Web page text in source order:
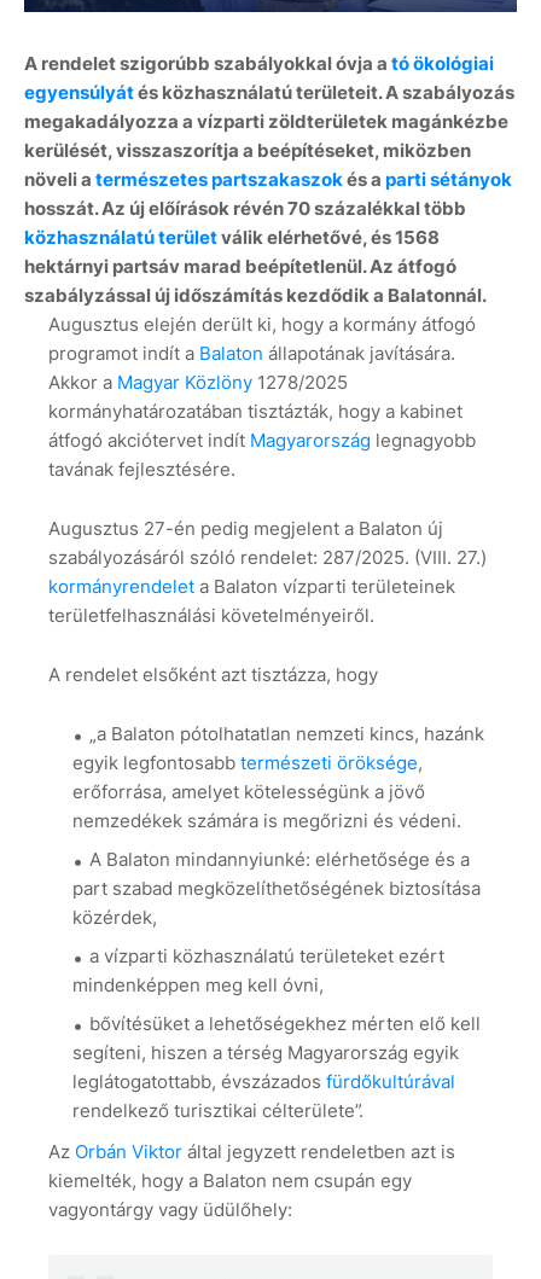
A rendelet szigorúbb szabályokkal óvja a tó ökológiai
egyensúlyátés közhasználatú területeit. A szabályozás
megakadályozza a vízparti zöldterületek magánkézbe
kerülését, visszaszorítja a beépítéseket, miközben
növeli a természetes partszakaszokés a parti sétányok
hosszát. Az új előírások révén 70 százalékkal több
közhasználatú területválik elérhetővé, és 1568
hektárnyi partsáv marad beépítetlenül. Az átfogó
szabályzással új időszámítás kezdődik a Balatonnál.
Augusztus elején derült ki, hogy a kormány átfogó
programot indít a Balaton állapotának javítására.
Akkor a Magyar Közlöny 1278/2025
kormányhatározatában tisztázták, hogy a kabinet
átfogó akciótervet indít Magyarország legnagyobb
tavának fejlesztésére.
Augusztus 27-én pedig megjelent a Balaton új
szabályozásáról szóló rendelet: 287/2025. (VIII. 27.)
kormányrendelet a Balaton vízparti területeinek
területfelhasználási követelményeiről.
A rendelet elsőként azt tisztázza, hogy
„a Balaton pótolhatatlan nemzeti kincs, hazánk
egyik legfontosabb természeti öröksége,
erőforrása, amelyet kötelességünk a jövő
nemzedékek számára is megőrizni és védeni.
A Balaton mindannyiunké: elérhetősége és a
part szabad megközelíthetőségének biztosítása
közérdek,
a vízparti közhasználatú területeket ezért
mindenképpen meg kell óvni,
bővítésüket a lehetőségekhez mérten elő kell
segíteni, hiszen a térség Magyarország egyik
leglátogatottabb, évszázados fürdőkultúrával
rendelkező turisztikai célterülete”.
Az Orbán Viktor által jegyzett rendeletben azt is
kiemelték, hogy a Balaton nem csupán egy
vagyontárgy vagy üdülőhely: